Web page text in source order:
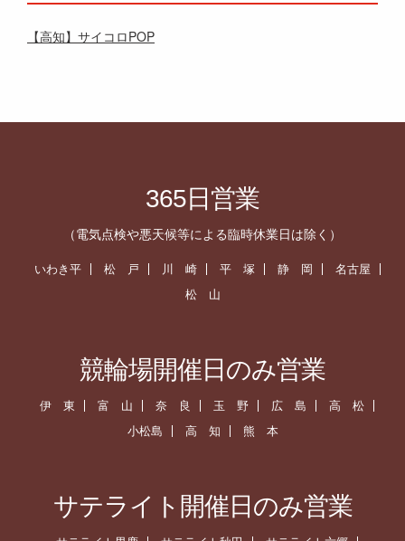
【高知】サイコロPOP
365日営業
（電気点検や悪天候等による臨時休業日は除く）
いわき平 松 戸 川 崎 平 塚 静 岡
名古屋
松 山
競輪場開催日のみ営業
伊 東 富 山 奈 良 玉 野 広 島
高 松
小松島
高 知 熊 本
サテライト開催日のみ営業